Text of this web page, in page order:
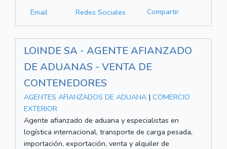
Email
Redes Sociales Compartir
LOINDE SA - AGENTE AFIANZADO
DE ADUANAS - VENTA DE
CONTENEDORES
AGENTES AFIANZADOS DE ADUANA | COMERCIO
EXTERIOR
Agente afianzado de aduana y especialistas en
logística internacional, transporte de carga pesada,
importación, exportación, venta y alquiler de